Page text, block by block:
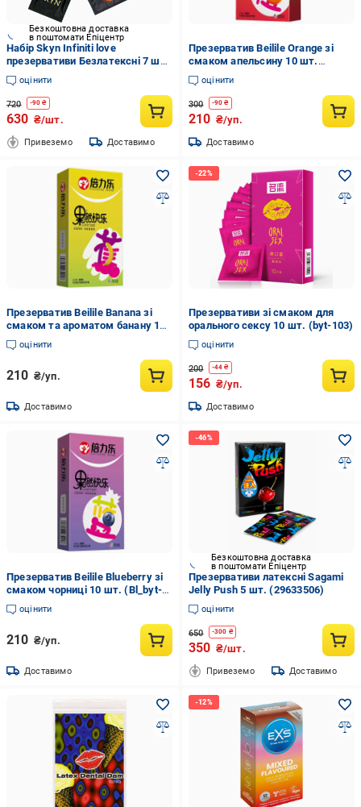
Безкоштовна доставка
в поштомати Епіцентр
Набір Skyn Infiniti love
презервативи Безлатексні 7 шт.
та неонові кубики з позами для
сексу (6400230347)
оцінити
720 -90 ₴
630 ₴/шт.
Привеземо Доставимо
Презерватив Beilile Orange зі
смаком апельсину 10 шт.
(O_byt-85)
оцінити
300 -90 ₴
210 ₴/уп.
Доставимо
Презерватив Beilile Banana зі
смаком та ароматом банану 10
шт. (b_byt-85)
оцінити
210 ₴/уп.
Доставимо
Презервативи зі смаком для
орального сексу 10 шт. (byt-103)
оцінити
200 -44 ₴
156 ₴/уп.
Доставимо
Презерватив Beilile Blueberry зі
смаком чорниці 10 шт. (Bl_byt-
85)
оцінити
210 ₴/уп.
Доставимо
Безкоштовна доставка
в поштомати Епіцентр
Презервативи латексні Sagami
Jelly Push 5 шт. (29633506)
оцінити
650 -300 ₴
350 ₴/шт.
Привеземо Доставимо